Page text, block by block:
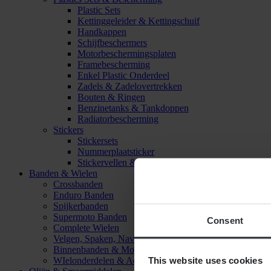
Consent
This website uses cookies
Plastic Sets
Kettinggeleider & Kettingschuif
Handkappen
Schijfbeschermers
Motorbeschermingsplaten
Framebescherming
Enkel Plastic Onderdeel
Zadels & Zadelovertrekken
Bouten & Ringen
Benzinetanks & Tankdoppen
Radiatorbescherming
Stickers
Stickersets
Nummerplaatsticker
Stickervellen & Stickers
Banden & Wielen
Crossbanden
Enduro Banden
Spijkerbanden
Supermoto Banden
Complete Wielen
Velgen, Spaken, Naven & Lagers
Binnenbanden & Mousses
WIelonderdelen & Accessoires